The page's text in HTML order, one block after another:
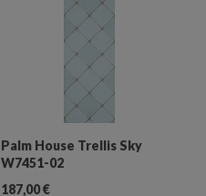
Palm House Trellis Sky
W7451-02
187,00€